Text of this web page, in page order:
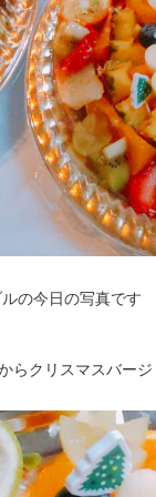
の今日の写真です
らクリスマスバー